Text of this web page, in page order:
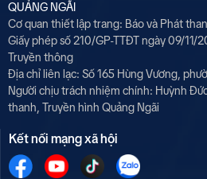
QUẢNG NGÃI
Cơ quan thiết lập trang: Báo và Phát
Giấy phép số 210/GP-TTĐT ngày 09/11/
Truyền thông
Địa chỉ liên lạc: Số 165 Hùng Vương,
Người chịu trách nhiệm chính: Huỳnh
thanh, Truyền hình Quảng Ngãi
Kết nối mạng xã hội